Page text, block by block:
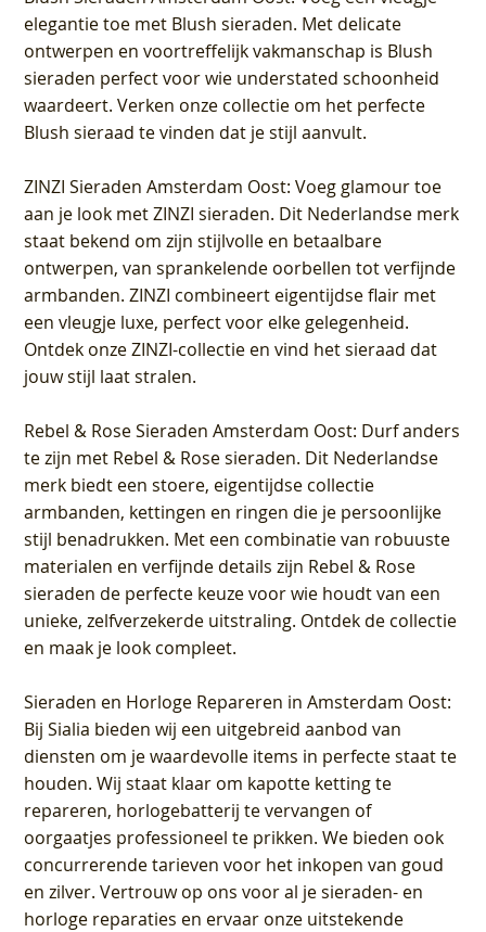
elegantie toe met Blush sieraden. Met delicate
ontwerpen en voortreffelijk vakmanschap is Blush
sieraden perfect voor wie understated schoonheid
waardeert. Verken onze collectie om het perfecte
Blush sieraad te vinden dat je stijl aanvult.
ZINZI Sieraden Amsterdam Oost: Voeg glamour toe
aan je look met ZINZI sieraden. Dit Nederlandse merk
staat bekend om zijn stijlvolle en betaalbare
ontwerpen, van sprankelende oorbellen tot verfijnde
armbanden. ZINZI combineert eigentijdse flair met
een vleugje luxe, perfect voor elke gelegenheid.
Ontdek onze ZINZI-collectie en vind het sieraad dat
jouw stijl laat stralen.
Rebel & Rose Sieraden Amsterdam Oost: Durf anders
te zijn met Rebel & Rose sieraden. Dit Nederlandse
merk biedt een stoere, eigentijdse collectie
armbanden, kettingen en ringen die je persoonlijke
stijl benadrukken. Met een combinatie van robuuste
materialen en verfijnde details zijn Rebel & Rose
sieraden de perfecte keuze voor wie houdt van een
unieke, zelfverzekerde uitstraling. Ontdek de collectie
en maak je look compleet.
Sieraden en Horloge Repareren in Amsterdam Oost:
Bij Sialia bieden wij een uitgebreid aanbod van
diensten om je waardevolle items in perfecte staat te
houden. Wij staat klaar om kapotte ketting te
repareren, horlogebatterij te vervangen of
oorgaatjes professioneel te prikken. We bieden ook
concurrerende tarieven voor het inkopen van goud
en zilver. Vertrouw op ons voor al je sieraden- en
horloge reparaties en ervaar onze uitstekende